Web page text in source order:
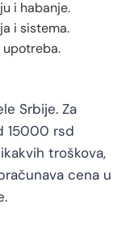
i habanje.
i sistema.
upotreba.
Srbije. Za
15000 rsd
troškova,
cena u